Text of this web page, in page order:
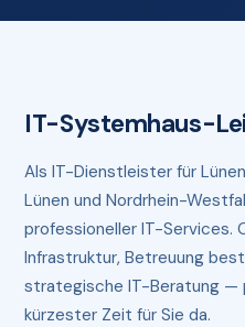
IT-Systemhaus-
Als IT-Dienstleister für
Lünen und Nordrhein-
professioneller IT-Services.
Infrastruktur, Betreuung
strategische IT-Beratung —
kürzester Zeit für Sie da.